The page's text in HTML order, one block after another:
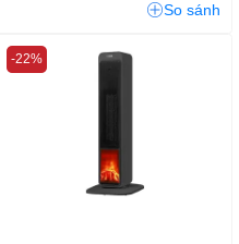
So sánh
-22%